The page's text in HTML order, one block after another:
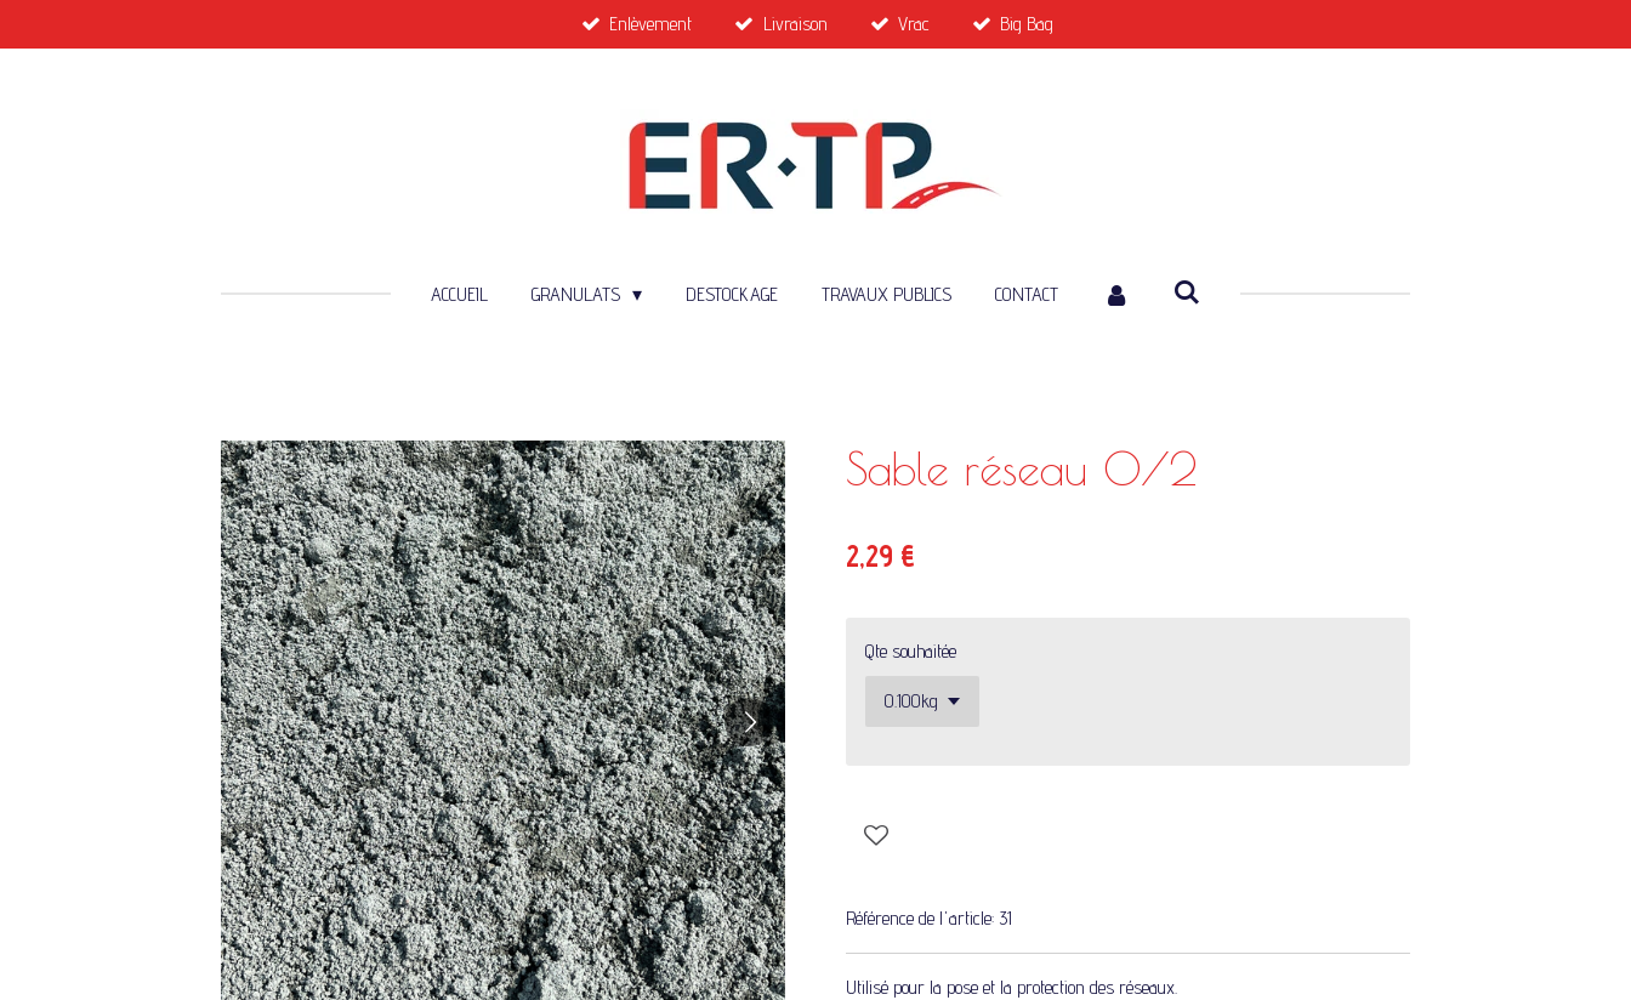
au
Enlèvement Livraison Vrac Big Bag
ACCUEIL GRANULATS DESTOCKAGE TRAVAUX PUBLICS CONTACT
Sable réseau 0/2
2,29 €
Qte souhaitée
Référence de l'article: 31
Utilisé pour la pose et la protection des réseaux.